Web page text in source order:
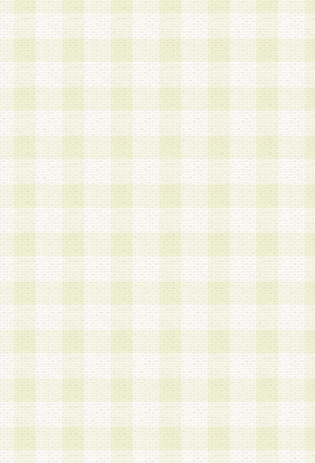
a.既に登録されている会員と同一のメールアドレ
録する場合
b.本サービスと同様のサービスを提供している企
業に従事していると思われる本人またはその家族
場合
c.その他当社が不適切と判断する場合
2.当社は、会員登録希望者を会員として承認する
した 場合、会員登録希望者による会員登録手続
による承認後の場合であっても、会員登録の取り
の抹消を、当社が適切と判 断する方法・手段に
とができるものとします。
3.会員登録希望者が18歳未満、成年被後見人、被
人 である場合は、親権者などの法定代理人の同
録を行うものとします。なお、義務教育学齢に該
者については、登録時に 当社が別途定める方法
権者による承認手続きを行うものとします。
第3条 会員の登録方法
1.会員登録手続きは、会員登録希望者本人が行う
る登録は一切認められないものとします。
2.会員登録希望者は、本規約に同意の後、当社指
画 面」において、当社が指定する必要事項を入
を行うものとします。当社は、会員登録を承認し
会員として本サービスを 受けるためのログイン